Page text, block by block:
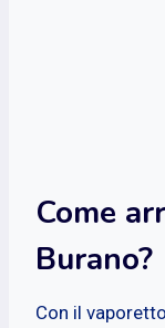
Come
Burano?
Con il